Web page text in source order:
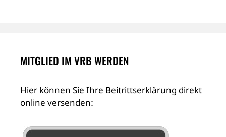
MITGLIED IM VRB WERDEN
Hier können Sie Ihre Beitrittserklärung direkt
online versenden: